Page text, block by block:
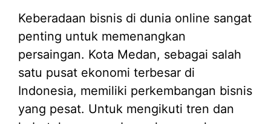
Keberadaan bisnis di dunia online sangat
penting untuk memenangkan
persaingan. Kota Medan, sebagai salah
satu pusat ekonomi terbesar di
Indonesia, memiliki perkembangan bisnis
yang pesat. Untuk mengikuti tren dan